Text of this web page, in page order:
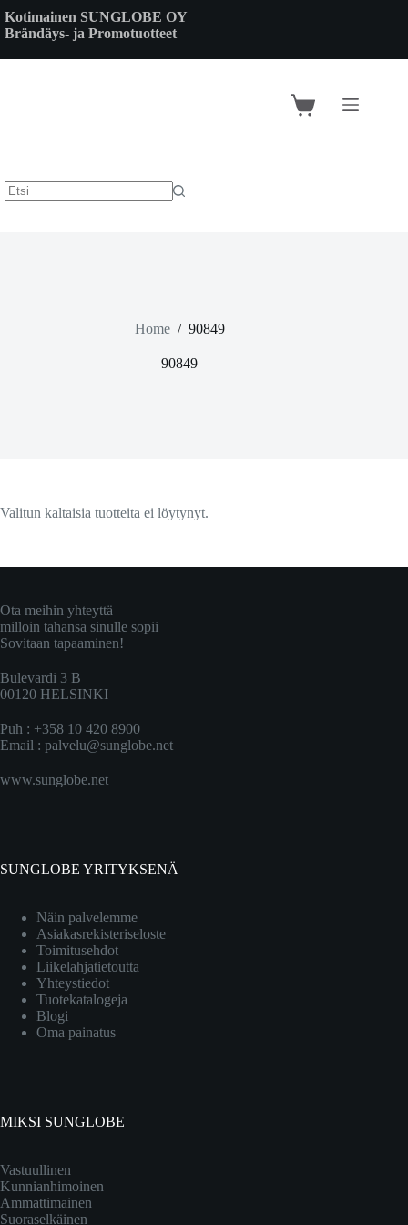
to
content
Kotimainen SUNGLOBE OY
Brändäys- ja Promotuotteet
Shopping
Home / 90849
90849
Valitun kaltaisia tuotteita ei löytynyt.
Ota meihin yhteyttä
milloin tahansa sinulle sopii
Sovitaan tapaaminen!
Bulevardi 3 B
00120 HELSINKI
Puh : +358 10 420 8900
Email : palvelu@sunglobe.net
www.sunglobe.net
SUNGLOBE YRITYKSENÄ
Näin palvelemme
Asiakasrekisteriseloste
Toimitusehdot
Liikelahjatietoutta
Yhteystiedot
Tuotekatalogeja
Blogi
Oma painatus
MIKSI SUNGLOBE
Vastuullinen
Kunnianhimoinen
Ammattimainen
Suoraselkäinen